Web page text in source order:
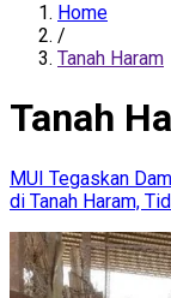
Home
/
Tanah Haram
Tanah
MUI Tegaskan
di Tanah Haram,